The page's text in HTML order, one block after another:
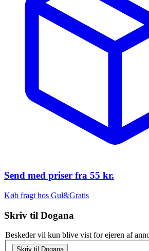
Send med priser fra 55 kr.
Køb fragt hos Gul&Gratis
Skriv til Dogana
Beskeder vil kun blive vist for ejeren af
Skriv til Dogana